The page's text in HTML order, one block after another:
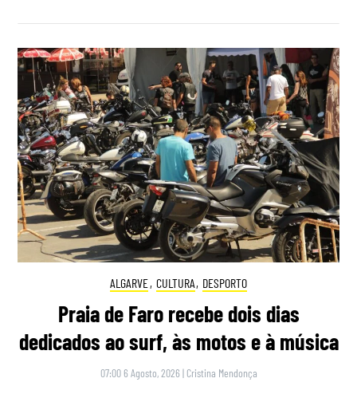
ALGARVE, CULTURA, DESPORTO
Praia de Faro recebe dois dias
dedicados ao surf, às motos e à música
07:00 6 Agosto, 2026 | Cristina Mendonça